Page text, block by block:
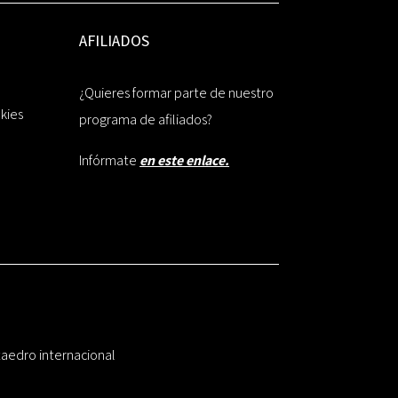
AFILIADOS
¿Quieres formar parte de nuestro
programa de afiliados?
Infórmate en este enlace.
internacional